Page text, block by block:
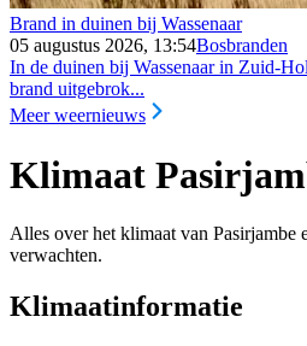
Brand in duinen bij Wassenaar
05 augustus 2026, 13:54Bosbranden
In de duinen bij Wassenaar in Zuid-
brand uitgebrok...
Meer weernieuws
Klimaat
Alles over het klimaat van Pasirjambe
verwachten.
Klimaatinformatie